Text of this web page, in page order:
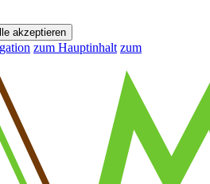
akzeptieren
zum Hauptinhalt zum